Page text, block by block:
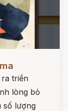
triền
lòng bỏ
số lượng